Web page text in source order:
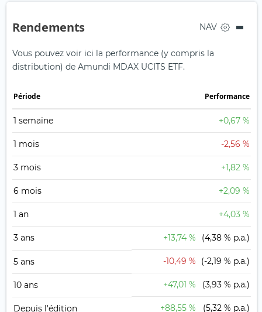
Rendements NAV
Vous pouvez voir ici la performance (y compris la
distribution) de Amundi MDAX UCITS ETF.
Période Performance
1 semaine +0,67 %
1 mois -2,56 %
3 mois +1,82 %
6 mois +2,09 %
1 an +4,03 %
3 ans +13,74 % (4,38 % p.a.)
5 ans -10,49 % (-2,19 % p.a.)
10 ans +47,01 % (3,93 % p.a.)
Depuis l'édition +88,55 % (5,32 % p.a.)